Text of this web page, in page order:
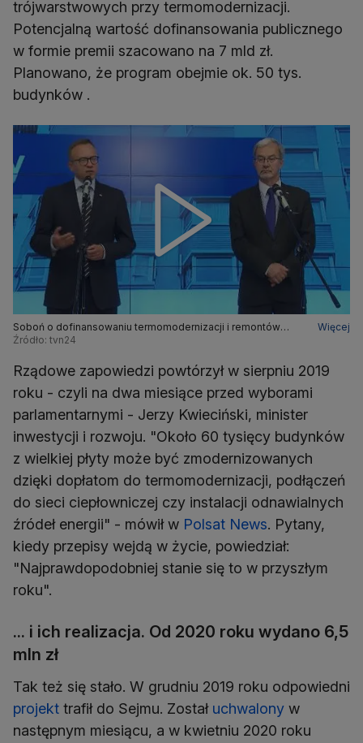
trójwarstwowych przy termomodernizacji.
Potencjalną wartość dofinansowania publicznego
w formie premii szacowano na 7 mld zł.
Planowano, że program obejmie ok. 50 tys.
budynków .
Soboń o dofinansowaniu termomodernizacji i remontów
"wielkiej płyty"
Więcej
Źródło: tvn24
Rządowe zapowiedzi powtórzył w sierpniu 2019
roku - czyli na dwa miesiące przed wyborami
parlamentarnymi - Jerzy Kwieciński, minister
inwestycji i rozwoju. "Około 60 tysięcy budynków
z wielkiej płyty może być zmodernizowanych
dzięki dopłatom do termomodernizacji, podłączeń
do sieci ciepłowniczej czy instalacji odnawialnych
źródeł energii" - mówił w Polsat News. Pytany,
kiedy przepisy wejdą w życie, powiedział:
"Najprawdopodobniej stanie się to w przyszłym
roku".
... i ich realizacja. Od 2020 roku wydano 6,5
mln zł
Tak też się stało. W grudniu 2019 roku odpowiedni
projekt trafił do Sejmu. Został uchwalony w
następnym miesiącu, a w kwietniu 2020 roku